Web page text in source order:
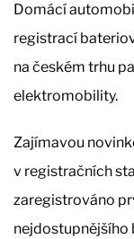
Domácí
registrací
na českém trhu
elektromobility.
Zajímavou
v registračních
zaregistrováno